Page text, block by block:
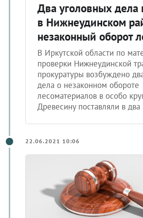
Два уголовных дела
в Нижнеудинском
незаконный оборот
В Иркутской области по
проверки Нижнеудинской
прокуратуры возбуждено
дела о незаконном обороте
лесоматериалов в особо
Древесину поставляли в два
22.06.2021 10:06